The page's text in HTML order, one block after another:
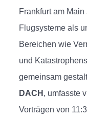
Frankfurt am
Flugsysteme als
Bereichen wie
und
gemeinsam
DACH , umfasste
Vorträgen von